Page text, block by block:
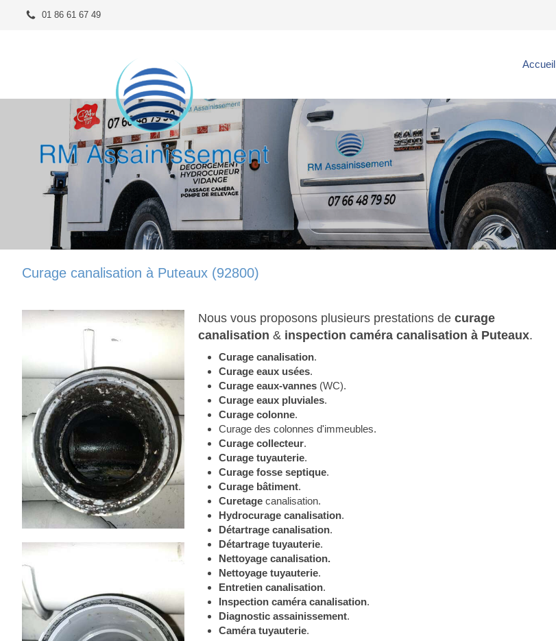
01 86 61 67 49
Accueil
Curage canalisation à Puteaux (92800)
Nous vous proposons plusieurs prestations de curage
canalisation & inspection caméra canalisation à Puteaux.
Curage canalisation.
Curage eaux usées.
Curage eaux-vannes(WC).
Curage eaux pluviales.
Curage colonne.
Curage des colonnes d'immeubles.
Curage collecteur.
Curage tuyauterie.
Curage fosse septique.
Curage bâtiment.
Curetagecanalisation.
Hydrocurage canalisation.
Détartrage canalisation.
Détartrage tuyauterie.
Nettoyage canalisation.
Nettoyage tuyauterie.
Entretien canalisation.
Inspection caméra canalisation.
Diagnostic assainissement.
Caméra tuyauterie.